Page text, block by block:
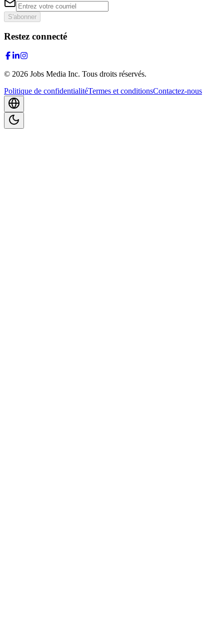
S'abonner
Restez connecté
© 2026 Jobs Media Inc. Tous droits réservés.
Politique de confidentialitéTermes et conditionsContactez-nous